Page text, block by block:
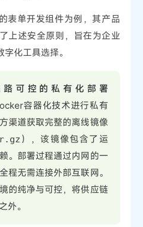
表单开发组件为例，其产品
上述安全原则，旨在为企业
化工具选择。
可控的私有化部署
容器化技术进行私有
渠道获取完整的离线镜像
），该镜像包含了运
。部署过程通过内网的一
程无需连接外部互联网。
的纯净与可控，将供应链
外。